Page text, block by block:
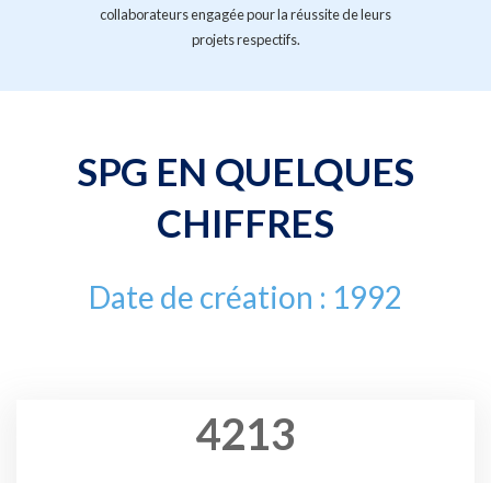
collaborateurs engagée pour la réussite de leurs
projets respectifs.
SPG EN QUELQUES
CHIFFRES
Date de création : 1992
4213